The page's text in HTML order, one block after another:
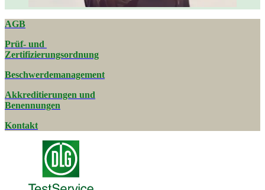
AGB
Prüf- und
Zertifizierungsordnung
Beschwerde­management
Akkreditierungen und
Benennungen
Kontakt